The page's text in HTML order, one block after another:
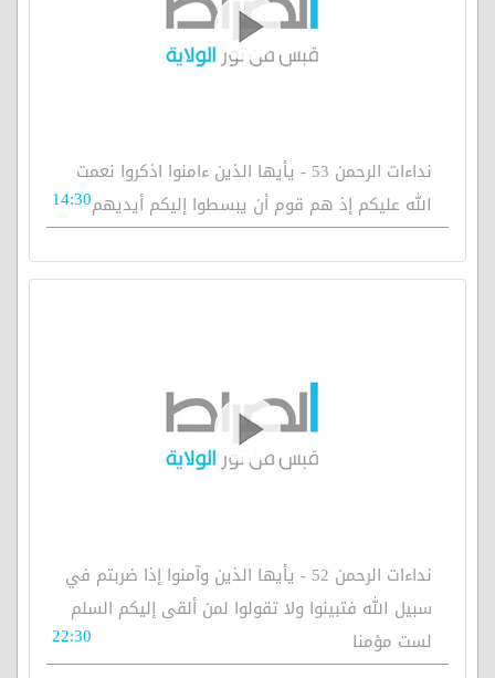
نداءات الرحمن 53 - يأيها الذين ءامنوا اذكروا نعمت
الله عليكم إذ هم قوم أن يبسطوا إليكم أيديهم14:30
نداءات الرحمن 52 - يأيها الذين وآمنوا إذا ضربتم في
سبيل الله فتبينوا ولا تقولوا لمن ألقى إليكم السلم
لست مؤمنا
22:30